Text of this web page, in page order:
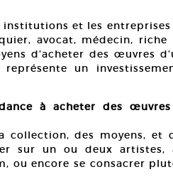
institutions et les
avocat, médecin, riche
d’acheter des œuvres
représente un
à acheter des
collection, des moyens, et
sur un ou deux artistes,
ou encore se consacrer